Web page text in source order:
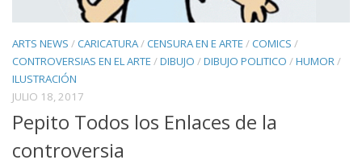
ARTS NEWS /CARICATURA/CENSURA EN E ARTE /COMICS /
CONTROVERSIAS EN EL ARTE /DIBUJO /DIBUJO POLITICO /HUMOR/
ILUSTRACIÓN
JULIO 18, 2017
Pepito Todos los Enlaces de la
controversia